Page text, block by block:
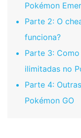
Pokémon
Parte 2: O
funciona?
Parte 3:
ilimitadas no
Parte 4:
Pokémon GO